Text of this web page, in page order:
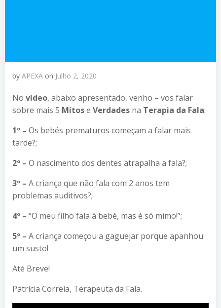
by APEXA on Julho 2, 2020
No vídeo, abaixo apresentado, venho – vos falar
sobre mais 5 Mitose Verdades na Terapia da Fala:
1º – Os bebés prematuros começam a falar mais
tarde?;
2º – O nascimento dos dentes atrapalha a fala?;
3º – A criança que não fala com 2 anos tem
problemas auditivos?;
4º – “O meu filho fala à bebé, mas é só mimo!”;
5º – A criança começou a gaguejar porque apanhou
um susto!
Até Breve!
Patrícia Correia, Terapeuta da Fala.